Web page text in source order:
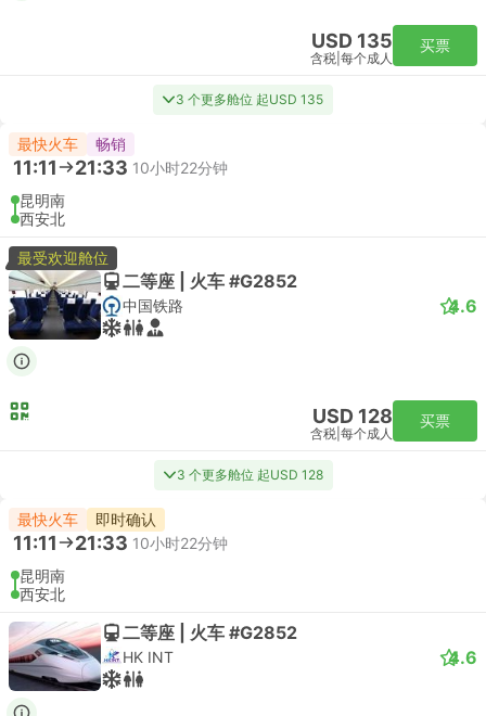
USD 135
含税 每个成人
买票
3 个更多舱位 起USD 135
最快火车 畅销
11:11 21:33 10小时22分钟
昆明南
西安北
最受欢迎舱位
二等座 | 火车 #G2852
中国铁路 4.6
USD 128
含税 每个成人
买票
3 个更多舱位 起USD 128
最快火车 即时确认
11:11 21:33 10小时22分钟
昆明南
西安北
二等座 | 火车 #G2852
HK INT 4.6